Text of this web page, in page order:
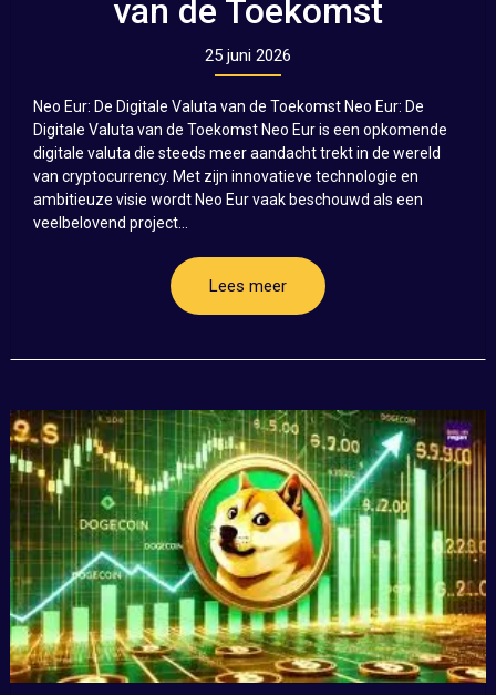
van de Toekomst
25 juni 2026
Neo Eur: De Digitale Valuta van de Toekomst Neo Eur: De
Digitale Valuta van de Toekomst Neo Eur is een opkomende
digitale valuta die steeds meer aandacht trekt in de wereld
van cryptocurrency. Met zijn innovatieve technologie en
ambitieuze visie wordt Neo Eur vaak beschouwd als een
veelbelovend project...
Lees meer